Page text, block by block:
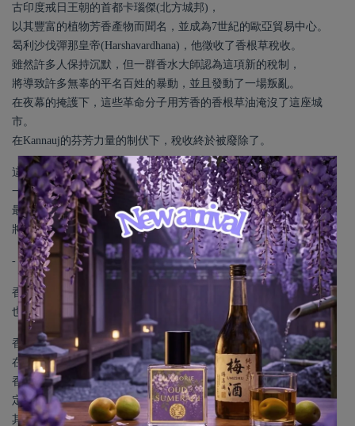
古印度戒日王朝的首都卡瑙傑(北方城邦)，
以其豐富的植物芳香產物而聞名，並成為7世紀的歐亞貿易中心。
曷利沙伐彈那皇帝(Harshavardhana)，他徵收了香根草稅收。
雖然許多人保持沉默，但一群香水大師認為這項新的稅制，
將導致許多無辜的平名百姓的暴動，並且發動了一場叛亂。
在夜幕的掩護下，這些革命分子用芳香的香根草油淹沒了這座城
市。
在Kannauj的芬芳力量的制伏下，稅收終於被廢除了。
這是叛逆的、挑釁的、誘人的。香根草的大勝利，
一種經典的泥土和木質精華，帶有甜美的花香。
最接地氣的道地呈現，四處發散的靈感泉源，一場感官盛宴，
將舊世界芳香的豐富遺產與新世界香水大師的現代技巧融為一體。
-
香根草富含大地與自然原野的獨特香氣，
也或許能開啟您對草本植物香氣的幻想。
香根草，原本的意思是"被挖掘出來的草根"，
在印度北部，素有khus之稱，又名岩蘭草等，
香根草具有耐暑耐澇的特性，可度過寒冬，而根部的特性有助於穩
定土壤，
其氣味具有淡淡的泥土味、清新、安靜、舒適等，常用來形容大地